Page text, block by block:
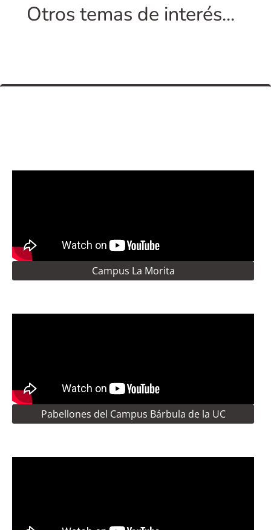
Otros temas de interés...
Campus La Morita
Pabellones del Campus Bárbula de la UC